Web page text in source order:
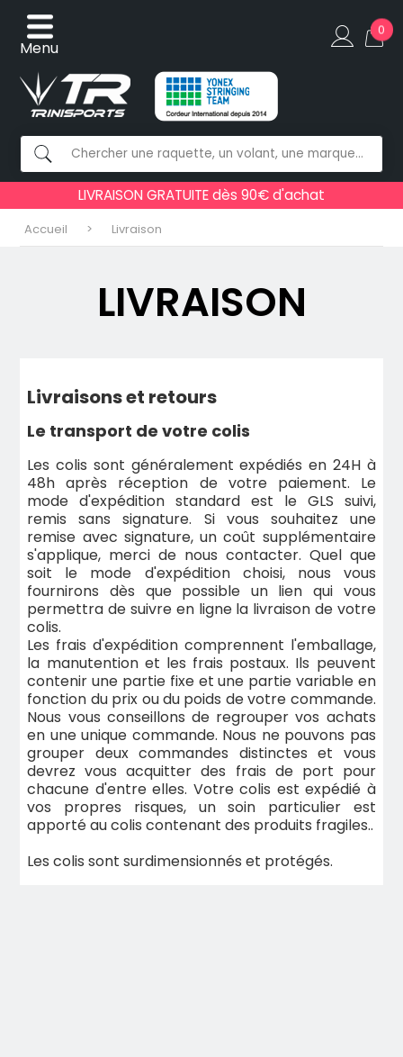
Menu
0
LIVRAISON GRATUITE dès 90€ d'achat
Accueil Livraison
LIVRAISON
Livraisons et retours
Le transport de votre colis
Les colis sont généralement expédiés en 24H à
48h après réception de votre paiement. Le
mode d'expédition standard est le GLS suivi,
remis sans signature. Si vous souhaitez une
remise avec signature, un coût supplémentaire
s'applique, merci de nous contacter. Quel que
soit le mode d'expédition choisi, nous vous
fournirons dès que possible un lien qui vous
permettra de suivre en ligne la livraison de votre
colis.
Les frais d'expédition comprennent l'emballage,
la manutention et les frais postaux. Ils peuvent
contenir une partie fixe et une partie variable en
fonction du prix ou du poids de votre commande.
Nous vous conseillons de regrouper vos achats
en une unique commande. Nous ne pouvons pas
grouper deux commandes distinctes et vous
devrez vous acquitter des frais de port pour
chacune d'entre elles. Votre colis est expédié à
vos propres risques, un soin particulier est
apporté au colis contenant des produits fragiles..
Les colis sont surdimensionnés et protégés.